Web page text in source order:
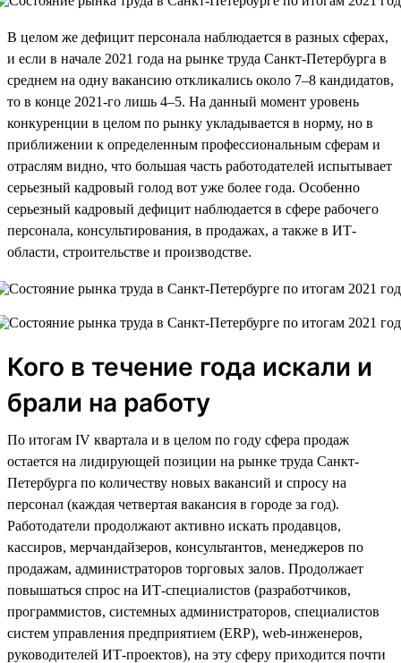
В целом же дефицит персонала наблюдается в разных сферах,
и если в начале 2021 года на рынке труда Санкт-Петербурга в
среднем на одну вакансию откликались около 7–8 кандидатов,
то в конце 2021-го лишь 4–5. На данный момент уровень
конкуренции в целом по рынку укладывается в норму, но в
приближении к определенным профессиональным сферам и
отраслям видно, что большая часть работодателей испытывает
серьезный кадровый голод вот уже более года. Особенно
серьезный кадровый дефицит наблюдается в сфере рабочего
персонала, консультирования, в продажах, а также в ИТ-
области, строительстве и производстве.
Кого в течение года искали и
брали на работу
По итогам IV квартала и в целом по году сфера продаж
остается на лидирующей позиции на рынке труда Санкт-
Петербурга по количеству новых вакансий и спросу на
персонал (каждая четвертая вакансия в городе за год).
Работодатели продолжают активно искать продавцов,
кассиров, мерчандайзеров, консультантов, менеджеров по
продажам, администраторов торговых залов. Продолжает
повышаться спрос на ИТ-специалистов (разработчиков,
программистов, системных администраторов, специалистов
систем управления предприятием (ERP), web-инженеров,
руководителей ИТ-проектов), на эту сферу приходится почти